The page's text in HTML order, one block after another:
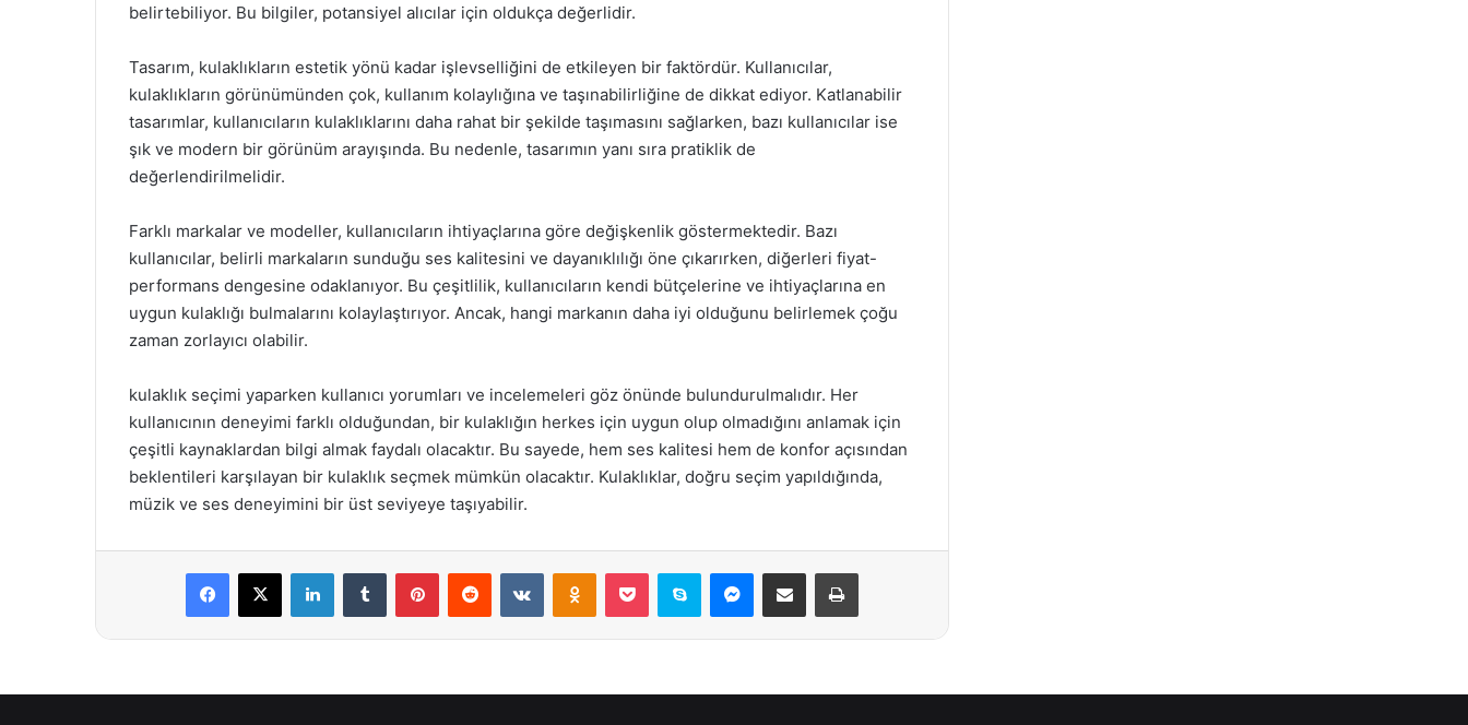
belirtebiliyor. Bu bilgiler, potansiyel alıcılar için oldukça değerlidir.
Tasarım, kulaklıkların estetik yönü kadar işlevselliğini de etkileyen bir faktördür. Kullanıcılar,
kulaklıkların görünümünden çok, kullanım kolaylığına ve taşınabilirliğine de dikkat ediyor. Katlanabilir
tasarımlar, kullanıcıların kulaklıklarını daha rahat bir şekilde taşımasını sağlarken, bazı kullanıcılar ise
şık ve modern bir görünüm arayışında. Bu nedenle, tasarımın yanı sıra pratiklik de
değerlendirilmelidir.
Farklı markalar ve modeller, kullanıcıların ihtiyaçlarına göre değişkenlik göstermektedir. Bazı
kullanıcılar, belirli markaların sunduğu ses kalitesini ve dayanıklılığı öne çıkarırken, diğerleri fiyat-
performans dengesine odaklanıyor. Bu çeşitlilik, kullanıcıların kendi bütçelerine ve ihtiyaçlarına en
uygun kulaklığı bulmalarını kolaylaştırıyor. Ancak, hangi markanın daha iyi olduğunu belirlemek çoğu
zaman zorlayıcı olabilir.
kulaklık seçimi yaparken kullanıcı yorumları ve incelemeleri göz önünde bulundurulmalıdır. Her
kullanıcının deneyimi farklı olduğundan, bir kulaklığın herkes için uygun olup olmadığını anlamak için
çeşitli kaynaklardan bilgi almak faydalı olacaktır. Bu sayede, hem ses kalitesi hem de konfor açısından
beklentileri karşılayan bir kulaklık seçmek mümkün olacaktır. Kulaklıklar, doğru seçim yapıldığında,
müzik ve ses deneyimini bir üst seviyeye taşıyabilir.
Facebook
X LinkedInTumblr PinterestReddit VKontakteOdnoklassniki
Pocket Skype Messenger
E-Posta ile paylaş Yazdır